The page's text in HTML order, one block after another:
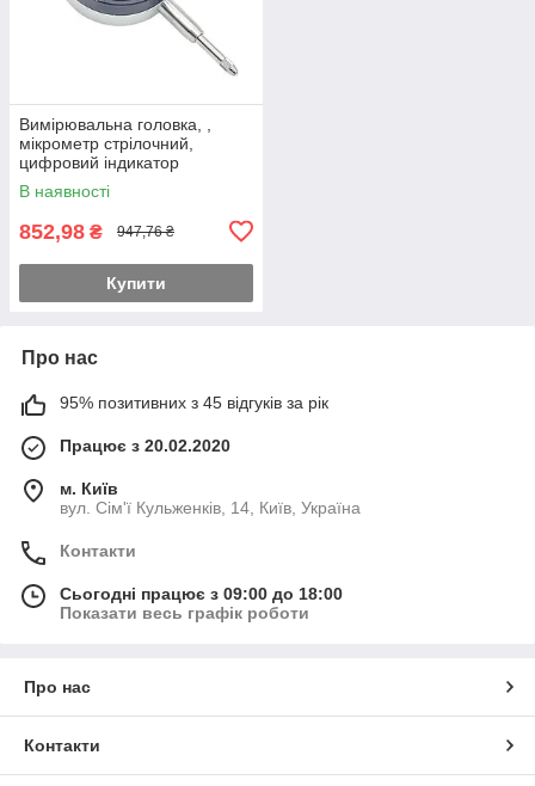
Вимірювальна головка, ,
мікрометр стрілочний,
цифровий індикатор
годинникового типу (0-12,7
мм) PROTESTER DIGI0012
В наявності
852,98 ₴ 947,76 ₴
Купити
Про нас
95% позитивних з 45 відгуків за рік
Працює з 20.02.2020
м. Київ
вул. Сім'ї Кульженків, 14, Київ, Україна
Контакти
Сьогодні працює з 09:00 до 18:00
Показати весь графік роботи
Про нас
Контакти